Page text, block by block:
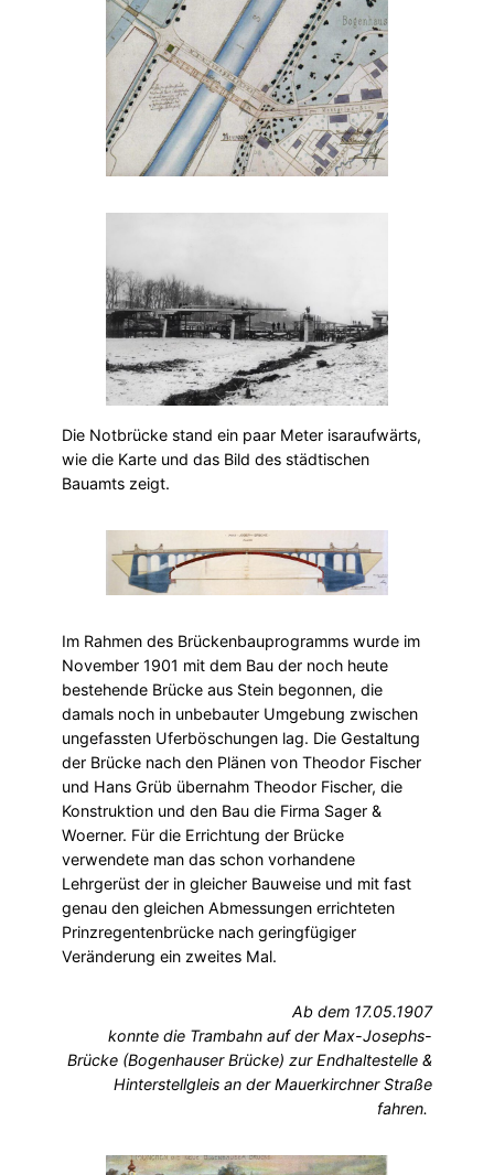
Die Notbrücke stand ein paar Meter isaraufwärts,
wie die Karte und das Bild des städtischen
Bauamts zeigt.
Im Rahmen des Brückenbauprogramms wurde im
November 1901 mit dem Bau der noch heute
bestehende Brücke aus Stein begonnen, die
damals noch in unbebauter Umgebung zwischen
ungefassten Uferböschungen lag. Die Gestaltung
der Brücke nach den Plänen von Theodor Fischer
und Hans Grüb übernahm Theodor Fischer, die
Konstruktion und den Bau die Firma Sager &
Woerner. Für die Errichtung der Brücke
verwendete man das schon vorhandene
Lehrgerüst der in gleicher Bauweise und mit fast
genau den gleichen Abmessungen errichteten
Prinzregentenbrücke nach geringfügiger
Veränderung ein zweites Mal.
Ab dem 17.05.1907
konnte die Trambahn auf der Max-Josephs-
Brücke (Bogenhauser Brücke) zur Endhaltestelle &
Hinterstellgleis an der Mauerkirchner Straße
fahren.